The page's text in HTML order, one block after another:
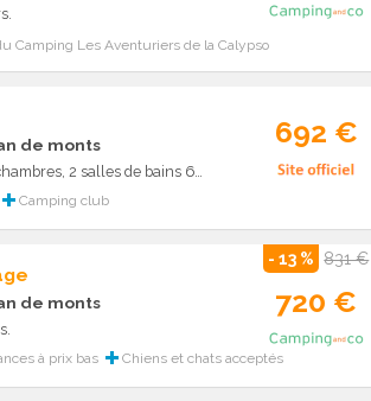
Camping Les Aventuriers de la Calypso
de monts
Cottage Prestige 6 pers 40m², 3 chambres, 2 salles de bains 6 pers.
Camping club
692 €
de monts
à prix bas Chiens et chats acceptés
- 13 % 831 €
720 €